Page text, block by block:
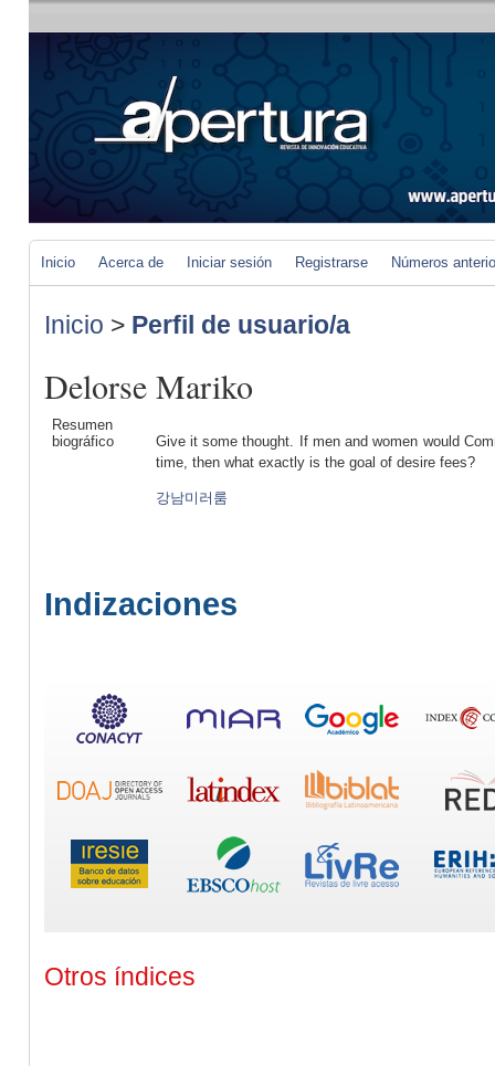
Inicio Acerca de Iniciar sesión Registrarse Números
Inicio > Perfil de usuario/a
Delorse Mariko
Resumen
biográfico
Give it some thought. If men and women would
time, then what exactly is the goal of desire fees?
강남미러룸
Indizaciones
Otros índices